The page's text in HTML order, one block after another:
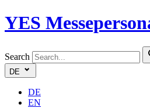
YES
Search
DE
DE
EN